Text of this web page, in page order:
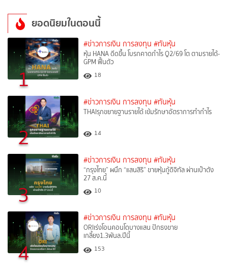
ยอดนิยมในตอนนี้
1
#ข่าวการเงิน การลงทุน #ทันหุ้น
หุ้น HANA ดีดขึ้น โบรกคาดกำไร Q2/69 โต ตามรายได้-
GPM ฟื้นตัว
18
2
#ข่าวการเงิน การลงทุน #ทันหุ้น
THAIรุกขยายฐานรายได้ เข้มรักษาอัตราการทำกำไร
14
3
#ข่าวการเงิน การลงทุน #ทันหุ้น
“กรุงไทย” ผนึก “แสนสิริ” ขายหุ้นกู้ดิจิทัล ผ่านเป๋าตัง
27 ส.ค.นี้
10
4
#ข่าวการเงิน การลงทุน #ทันหุ้น
ORIเร่งโอนคอนโดบางแสน ปักธงขาย
เกลี้ยง1.3พันล.ปีนี้
153